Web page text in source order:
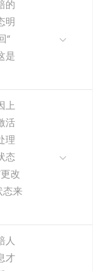
或准备金相关数
更新”时间戳。
延迟。它也标
重新启动，这
间和流程停滞
‘待处理’状态变
进行中’状态的时
联的文档上传
特定的时间
Information”
变为活跃处理
。
的
明
”
是
的一个关键终
赔的路径，可
受理质量、保
欺诈模式。
中，理赔最终
已驳回’或‘已拒
断。
（已驳回）
。
上
活
理
态
改
态来
理赔对于理解
至关重要。它
未能正确解决
人
才